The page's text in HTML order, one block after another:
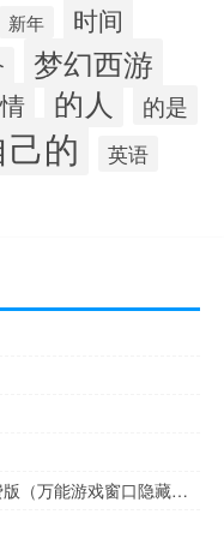
新年 时间
梦幻西游
的人 的是
己的 英语
万能游戏窗口隐藏工具 V2.1 绿色免费版（万能游戏窗口隐藏工具 V2.1 绿色免费版功能简介）